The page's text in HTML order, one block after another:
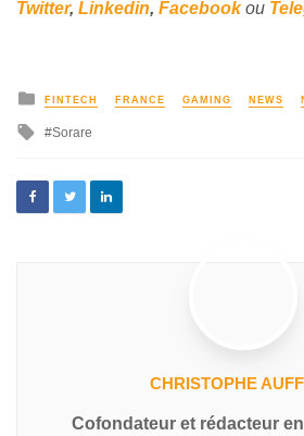
Twitter, Linkedin, Facebookou
FINTECH FRANCE GAMING NEWS
Sorare
CHRISTOPHE
Cofondateur et rédacteur